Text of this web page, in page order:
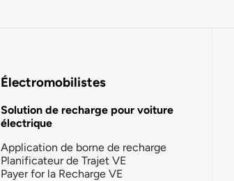
Électromobilistes
Solution de recharge pour voiture
électrique
Application de borne de recharge
Planificateur de Trajet VE
Payer for la Recharge VE